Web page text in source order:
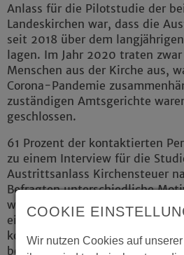
Anlass für die Pilotstudie der
Landeskirchen war, dass die
seit 2018 über dem
lagen. Im Jahr 2020 traten
Menschen aus der Kirche aus,
Corona-Pandemie
zuständigen Amtsgerichte
geschlossen.
61 Prozent der kontaktierten
zu einem Interview für die
Austrittsanlass Kirchensteuer
Befragten unterschiedliche
wollten schlicht sparen, andere
einen konkreten Gegenwert und
konnten sie sich die
beispielsweise als
COOKIE
Wir nutzen Cookies auf